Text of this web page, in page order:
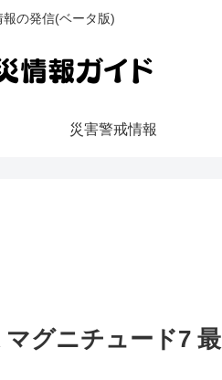
報の発信(ベータ版)
災害警戒情報
グニチュード7 最